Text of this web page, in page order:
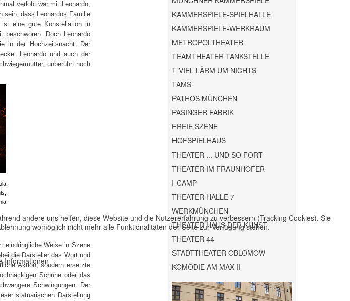
verlobt war mit Leonardo,
sein, dass Leonardos Familie
eine gute Konstellation in
beschwören. Doch Leonardo
in der Hochzeitsnacht. Der
Leonardo und auch der
unberührt noch
eindringliche Weise in Szene
die Darsteller das Wort und
Aktion, sondern ersetzte
Schuhe oder das
Schwingungen. Der
statuarischen Darstellung
KAMMERSPIELE-SPIELHALLE
KAMMERSPIELE-WERKRAUM
METROPOLTHEATER
TEAMTHEATER TANKSTELLE
T VIEL LÄRM UM NICHTS
TAMS
PATHOS MÜNCHEN
PASINGER FABRIK
FREIE SZENE
HOFSPIELHAUS
THEATER ... UND SO FORT
THEATER IM FRAUNHOFER
I-CAMP
THEATER HALLE 7
WERKMÜNCHEN
THEATER HAUS DER KUNST
THEATER 44
STADTTHEATER OBLOMOW
KOMÖDIE AM MAX II
andere uns helfen, diese Website und die Nutzererfahrung zu verbessern (Tracking Cookies). Sie
womöglich nicht mehr alle Funktionalitäten der Seite zur Verfügung stehen.
Informationen